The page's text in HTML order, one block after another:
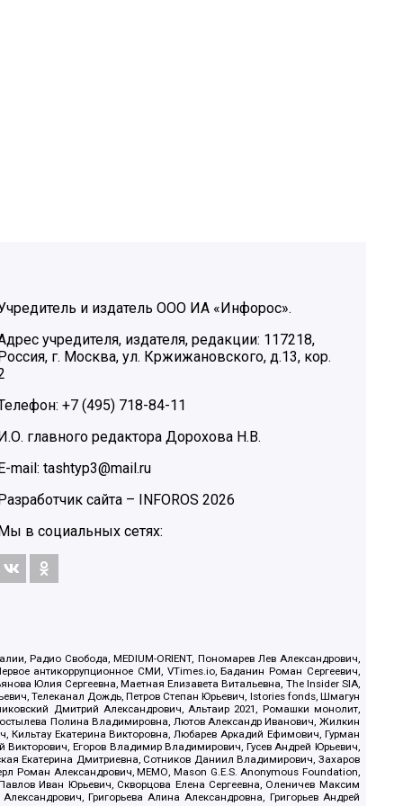
и издатель ООО ИА «Инфорос».
учредителя, издателя, редакции: 117218,
г. Москва, ул. Кржижановского, д.13, кор.
+7 (495) 718-84-11
главного редактора Дорохова Н.В.
mail: tashtyp3@mail.ru
сайта –
INFOROS 2026
в социальных сетях:
Радио Свобода, MEDIUM-ORIENT, Пономарев Лев Александрович,
антикоррупционное СМИ, VTimes.io, Баданин Роман Сергеевич,
Юлия Сергеевна, Маетная Елизавета Витальевна, The Insider SIA,
Телеканал Дождь, Петров Степан Юрьевич, Istories fonds, Шмагун
Дмитрий Александрович, Альтаир 2021, Ромашки монолит,
Полина Владимировна, Лютов Александр Иванович, Жилкин
Екатерина Викторовна, Любарев Аркадий Ефимович, Гурман
Егоров Владимир Владимирович, Гусев Андрей Юрьевич,
Екатерина Дмитриевна, Сотников Даниил Владимирович, Захаров
Роман Александрович, МЕМО, Mason G.E.S. Anonymous Foundation,
Иван Юрьевич, Скворцова Елена Сергеевна, Оленичев Максим
Григорьева Алина Александровна, Григорьев Андрей